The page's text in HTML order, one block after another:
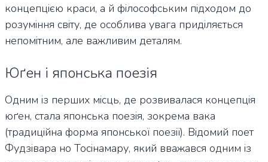
концепцією краси, а й філософським підходом до
розуміння світу, де особлива увага приділяється
непомітним, але важливим деталям.
Юґен і японська поезія
Одним із перших місць, де розвивалася концепція
юґен, стала японська поезія, зокрема вака
(традиційна форма японської поезії). Відомий поет
Фудзівара но Тосінамару, який вважався одним із